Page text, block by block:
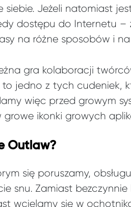
siebie. Jeżeli natomiast
dostępu do Internetu
na różne sposobów i
gra kolaboracji
jedno z tych cudeniek,
więc przed growym
ikonki growych
Outlaw?
się poruszamy,
snu. Zamiast
wcielamy się w